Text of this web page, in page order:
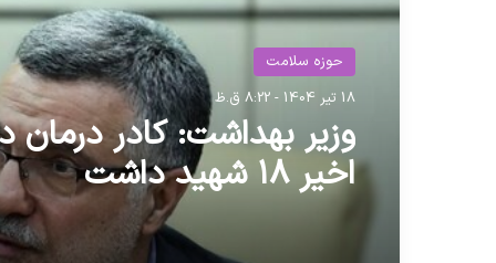
حوزه سلامت
18 تیر 1404 - 8:22 ق.ظ
وزیر بهداشت: کادر
اخیر ۱۸ شهید داشت